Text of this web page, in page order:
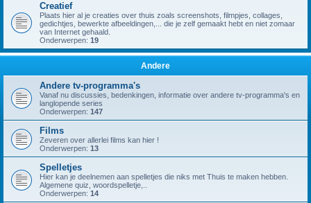
Creatief
Plaats hier al je creaties over thuis zoals screenshots, filmpjes, collages,
gedichtjes, bewerkte afbeeldingen,... die je zelf gemaakt hebt en niet zomaar
van Internet gehaald.
Onderwerpen: 19
Andere
Andere tv-programma's
Vanaf nu discussies, bedenkingen, informatie over andere tv-programma's en
langlopende series
Onderwerpen: 147
Films
Zeveren over allerlei films kan hier !
Onderwerpen: 13
Spelletjes
Hier kan je deelnemen aan spelletjes die niks met Thuis te maken hebben.
Algemene quiz, woordspelletje,..
Onderwerpen: 14